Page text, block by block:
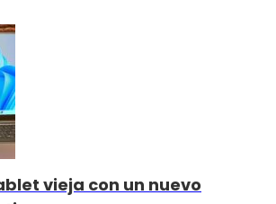
vieja con un nuevo